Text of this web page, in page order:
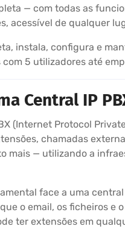
— com todas as
acessível de qualquer
instala, configura e
5 utilizadores até
Central IP
(Internet Protocol
chamadas
mais — utilizando a
face a uma
o email, os ficheiros e
ter extensões em